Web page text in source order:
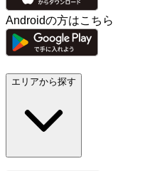
Androidの方はこちら
エリアから探す